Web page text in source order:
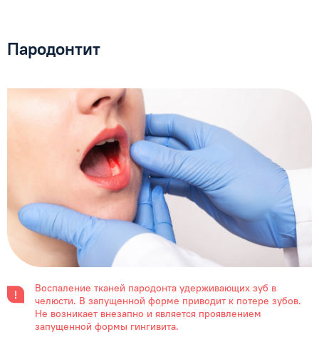
Пародонтит
Воспаление тканей пародонта удерживающих зуб в
челюсти. В запущенной форме приводит к потере зубов.
Не возникает внезапно и является проявлением
запущенной формы гингивита.